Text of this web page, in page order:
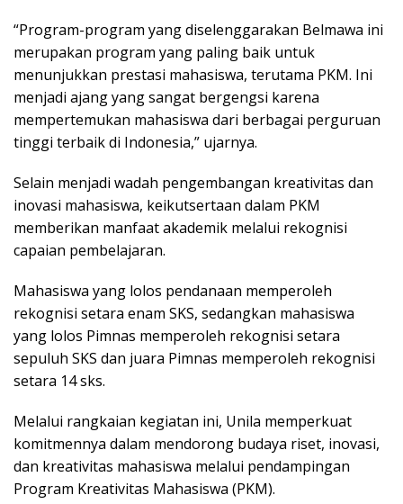
“Program-program yang diselenggarakan Belmawa ini
merupakan program yang paling baik untuk
menunjukkan prestasi mahasiswa, terutama PKM. Ini
menjadi ajang yang sangat bergengsi karena
mempertemukan mahasiswa dari berbagai perguruan
tinggi terbaik di Indonesia,” ujarnya.
Selain menjadi wadah pengembangan kreativitas dan
inovasi mahasiswa, keikutsertaan dalam PKM
memberikan manfaat akademik melalui rekognisi
capaian pembelajaran.
Mahasiswa yang lolos pendanaan memperoleh
rekognisi setara enam SKS, sedangkan mahasiswa
yang lolos Pimnas memperoleh rekognisi setara
sepuluh SKS dan juara Pimnas memperoleh rekognisi
setara 14 sks.
Melalui rangkaian kegiatan ini, Unila memperkuat
komitmennya dalam mendorong budaya riset, inovasi,
dan kreativitas mahasiswa melalui pendampingan
Program Kreativitas Mahasiswa (PKM).